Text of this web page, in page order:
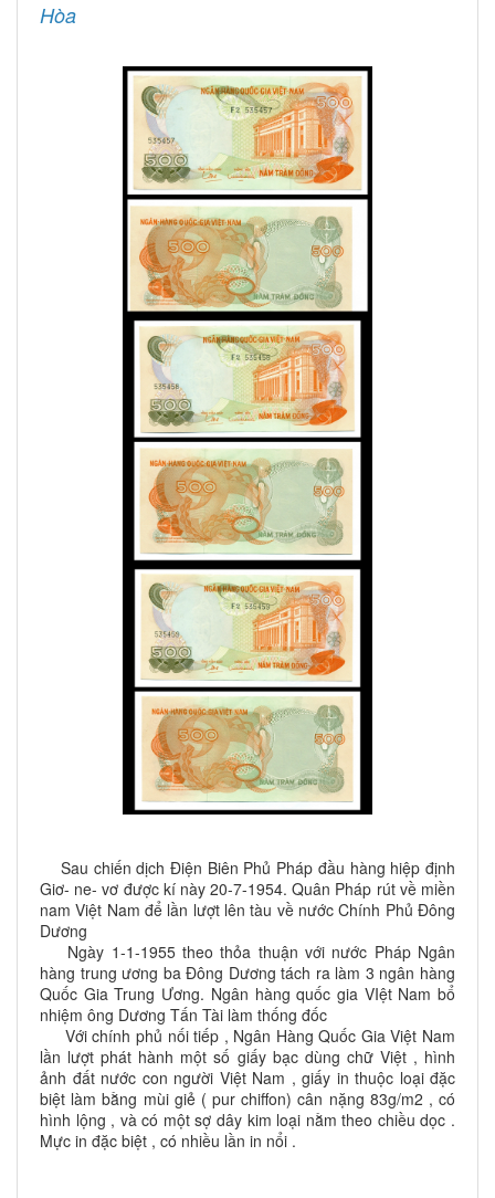
Hòa
Sau chiến dịch Điện Biên Phủ Pháp đầu hàng hiệp định
Giơ- ne- vơ được kí này 20-7-1954. Quân Pháp rút về miền
nam Việt Nam để lần lượt lên tàu về nước Chính Phủ Đông
Dương
Ngày 1-1-1955 theo thỏa thuận với nước Pháp Ngân
hàng trung ương ba Đông Dương tách ra làm 3 ngân hàng
Quốc Gia Trung Ương. Ngân hàng quốc gia VIệt Nam bổ
nhiệm ông Dương Tấn Tài làm thống đốc
Với chính phủ nối tiếp , Ngân Hàng Quốc Gia Việt Nam
lần lượt phát hành một số giấy bạc dùng chữ Việt , hình
ảnh đất nước con người Việt Nam , giấy in thuộc loại đặc
biệt làm bằng mùi giẻ ( pur chiffon) cân nặng 83g/m2 , có
hình lộng , và có một sợ dây kim loại nằm theo chiều dọc .
Mực in đặc biệt , có nhiều lần in nổi .